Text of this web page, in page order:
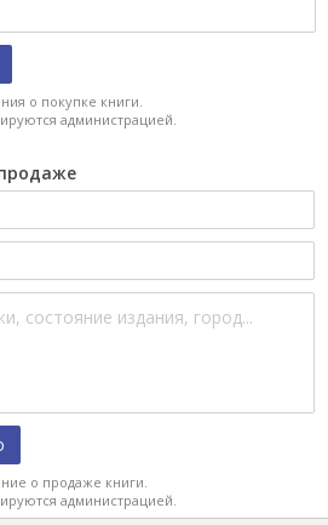
о покупке книги.
администрацией.
о продаже книги.
администрацией.